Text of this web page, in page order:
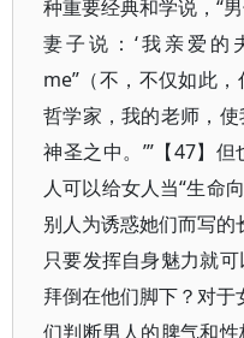
种重要经典和学说，“
妻子说：‘我亲爱的
me”（不，不仅如此
哲学家，我的老师，
神圣之中。’”【47】
人可以给女人当“生命
别人为诱惑她们而写的
只要发挥自身魅力就
拜倒在他们脚下？对于
们判断男人的脾气和